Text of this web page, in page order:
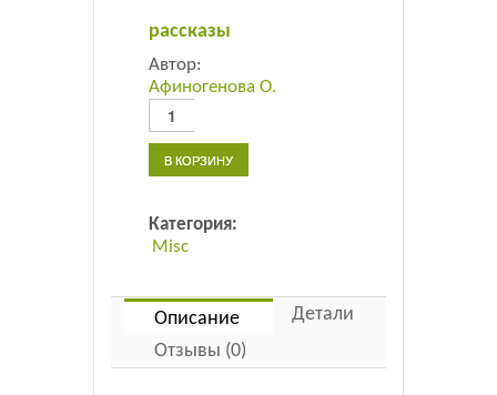
рассказы
Автор:
Афиногенова О.
Количество
товара
Захожане:
повесть,
В КОРЗИНУ
Категория:
Misc
Описание
Детали
Отзывы (0)